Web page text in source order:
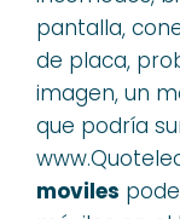
pantalla,
de placa,
imagen, un
que podría
moviles